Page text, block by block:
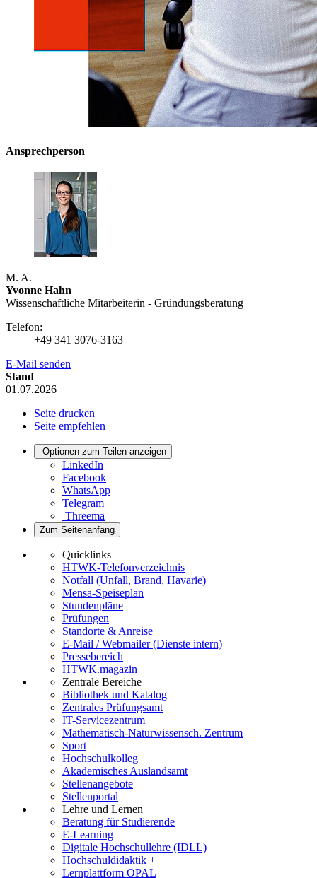
Ansprechperson
M. A.
Yvonne Hahn
Wissenschaftliche Mitarbeiterin - Gründungsberatung
Telefon:
+49 341 3076-3163
E-Mail senden
Stand
01.07.2026
Seite drucken
Seite empfehlen
Optionen zum Teilen anzeigen
LinkedIn
Facebook
WhatsApp
Telegram
Threema
Zum Seitenanfang
Quicklinks
HTWK-Telefonverzeichnis
Notfall (Unfall, Brand, Havarie)
Mensa-Speiseplan
Stundenpläne
Prüfungen
Standorte & Anreise
E-Mail / Webmailer (Dienste intern)
Pressebereich
HTWK.magazin
Zentrale Bereiche
Bibliothek und Katalog
Zentrales Prüfungsamt
IT-Servicezentrum
Mathematisch-Naturwissensch. Zentrum
Sport
Hochschulkolleg
Akademisches Auslandsamt
Stellenangebote
Stellenportal
Lehre und Lernen
Beratung für Studierende
E-Learning
Digitale Hochschullehre (IDLL)
Hochschuldidaktik +
Lernplattform OPAL